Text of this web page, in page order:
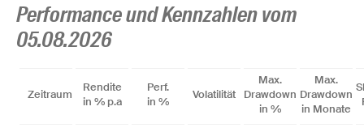
Performance und Kennzahlen vom
05.08.2026
Zeitraum
Rendite
in % p.a
Perf.
in %
Volatilität
Max.
Drawdown
in %
Max.
Drawdown
in Monate